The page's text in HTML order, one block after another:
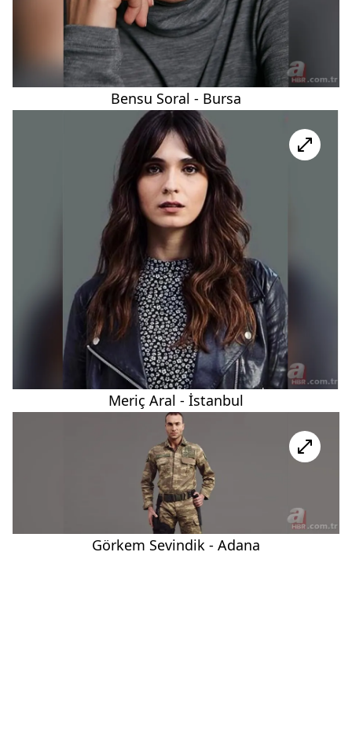
Bensu Soral - Bursa
Meriç Aral - İstanbul
Görkem Sevindik - Adana